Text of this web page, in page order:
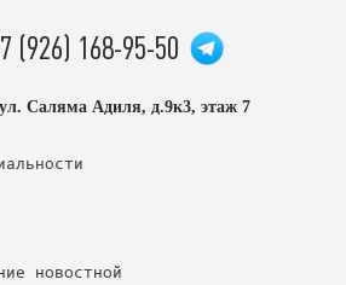
(926) 168-95-50
Саляма Адиля, д.9к3, этаж 7
новостной